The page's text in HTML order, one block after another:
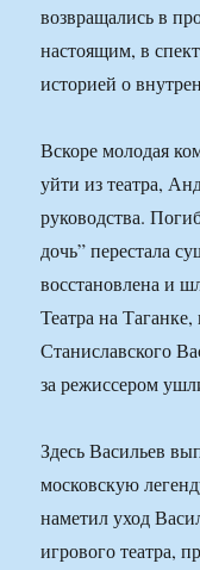
возвращались в
настоящим, в
историей о
Вскоре молодая
уйти из театра,
руководства.
дочь” перестала
восстановлена и
Театра на
Станиславского
за режиссером
Здесь Васильев
московскую
наметил уход
игрового театра,